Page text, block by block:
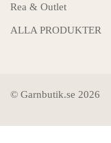
Rea & Outlet
ALLA PRODUKTER
© Garnbutik.se 2026